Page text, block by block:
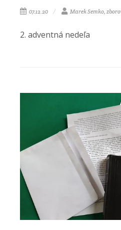
07.12.20 Marek Semko,
2. adventná nedeľa